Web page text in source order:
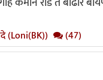
(Loni(BK)) (47)